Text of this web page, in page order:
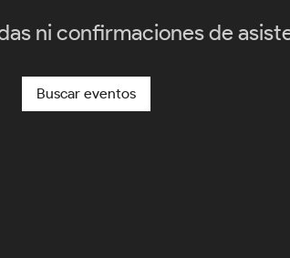
ni confirmaciones de
Buscar eventos